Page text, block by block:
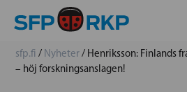
sfp.fi / Nyheter/ Henriksson: Finlands
– höj forskningsanslagen!